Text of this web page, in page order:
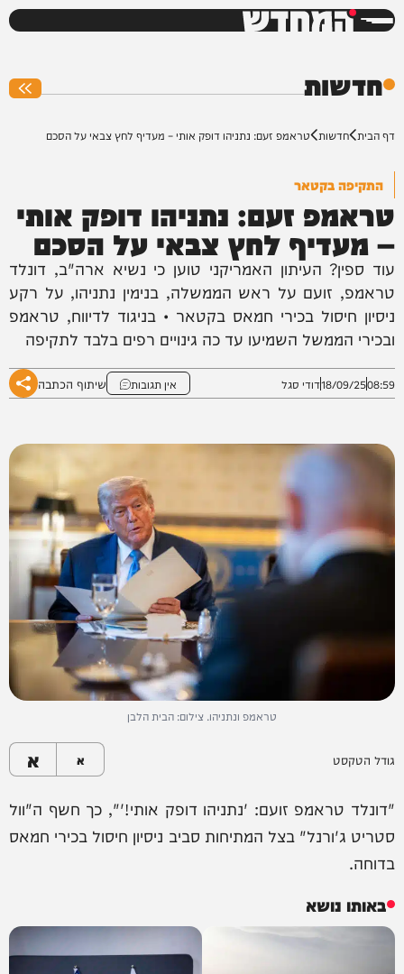
המחדש
חדשות
דף הבית חדשות טראמפ זעם: נתניהו דופק אותי – מעדיף לחץ צבאי על הסכם
התקיפה בקטאר
טראמפ זעם: נתניהו דופק אותי
– מעדיף לחץ צבאי על הסכם
עוד ספין? העיתון האמריקני טוען כי נשיא ארה"ב, דונלד
טראמפ, זועם על ראש הממשלה, בנימין נתניהו, על רקע
ניסיון חיסול בכירי חמאס בקטאר • בניגוד לדיווח, טראמפ
ובכירי הממשל השמיעו עד כה גינויים רפים בלבד לתקיפה
08:59
18/09/25דודי סגל אין תגובות שיתוף הכתבה
טראמפ ונתניהו. צילום: הבית הלבן
גודל הטקסט א א
"דונלד טראמפ זועם: 'נתניהו דופק אותי!'", כך חשף ה"וול
סטריט ג'ורנל" בצל המתיחות סביב ניסיון חיסול בכירי חמאס
בדוחה.
באותו נושא